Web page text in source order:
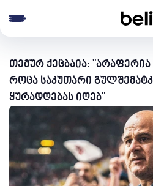
თემურ ქეცბაია:
როცა საკუთარი
ყურადღებას იღებ"